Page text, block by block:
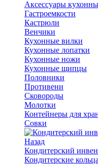
Аксессуары
Гастроемкости
Кастрюли
Венчики
Кухонные вилки
Кухонные лопатки
Кухонные ножи
Кухонные щипцы
Половники
Противени
Сковороды
Молотки
Контейнеры для
Совки
Назад
Кондитерский
Кондитерские